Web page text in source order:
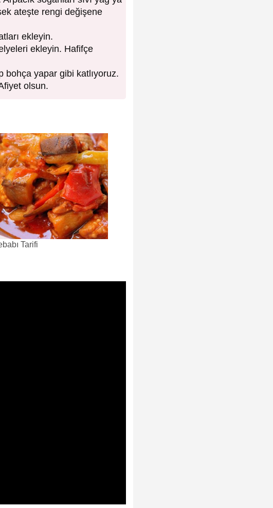
ateşte rengi değişene
ekleyin.
ekleyin. Hafifçe
bohça yapar gibi katlıyoruz.
olsun.
Tarifi